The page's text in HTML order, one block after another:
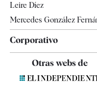
Leire Díez
Mercedes González
Corporativo
Contacto
Otras webs de